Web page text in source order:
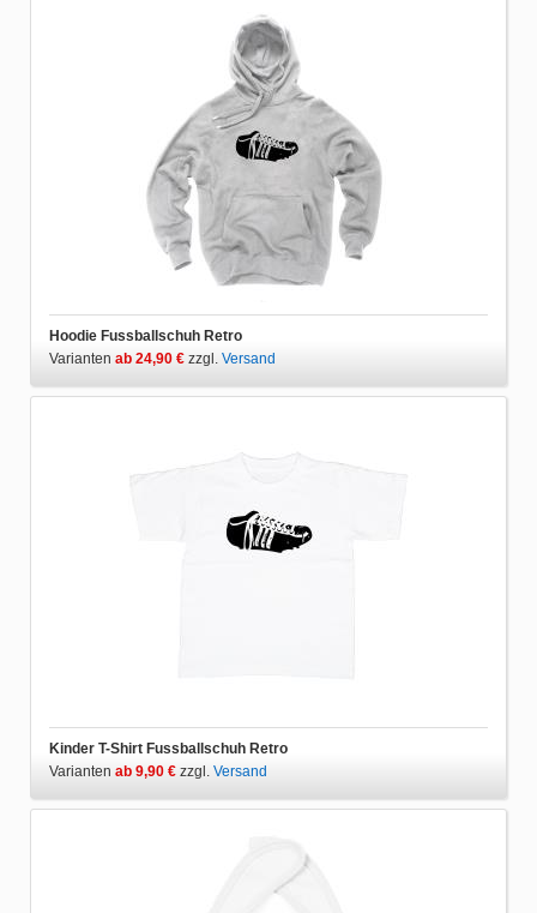
Hoodie Fussballschuh Retro
Varianten ab 24,90 € zzgl. Versand
Kinder T-Shirt Fussballschuh Retro
Varianten ab 9,90 € zzgl. Versand